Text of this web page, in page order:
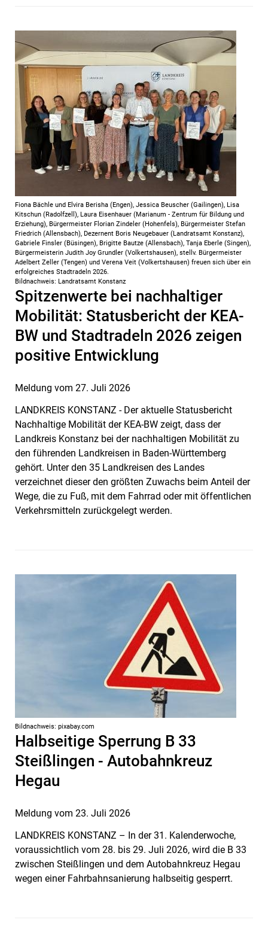
Fiona Bächle und Elvira Berisha (Engen), Jessica Beuscher (Gailingen), Lisa
Kitschun (Radolfzell), Laura Eisenhauer (Marianum - Zentrum für Bildung und
Erziehung), Bürgermeister Florian Zindeler (Hohenfels), Bürgermeister Stefan
Friedrich (Allensbach), Dezernent Boris Neugebauer (Landratsamt Konstanz),
Gabriele Finsler (Büsingen), Brigitte Bautze (Allensbach), Tanja Eberle (Singen),
Bürgermeisterin Judith Joy Grundler (Volkertshausen), stellv. Bürgermeister
Adelbert Zeller (Tengen) und Verena Veit (Volkertshausen) freuen sich über ein
erfolgreiches Stadtradeln 2026.
Bildnachweis: Landratsamt Konstanz
Meldung vom 27. Juli 2026
Spitzenwerte bei nachhaltiger
Mobilität: Statusbericht der KEA-
BW und Stadtradeln 2026 zeigen
positive Entwicklung
LANDKREIS KONSTANZ - Der aktuelle Statusbericht
Nachhaltige Mobilität der KEA-BW zeigt, dass der
Landkreis Konstanz bei der nachhaltigen Mobilität zu
den führenden Landkreisen in Baden-Württemberg
gehört. Unter den 35 Landkreisen des Landes
verzeichnet dieser den größten Zuwachs beim Anteil der
Wege, die zu Fuß, mit dem Fahrrad oder mit öffentlichen
Verkehrsmitteln zurückgelegt werden.
Bildnachweis: pixabay.com
Meldung vom 23. Juli 2026
Halbseitige Sperrung B 33
Steißlingen - Autobahnkreuz
Hegau
LANDKREIS KONSTANZ – In der 31. Kalenderwoche,
voraussichtlich vom 28. bis 29. Juli 2026, wird die B 33
zwischen Steißlingen und dem Autobahnkreuz Hegau
wegen einer Fahrbahnsanierung halbseitig gesperrt.